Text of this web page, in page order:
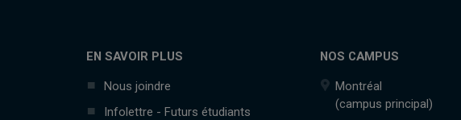
EN SAVOIR PLUS
Nous joindre
Infolettre - Futurs étudiants
NOS CAMPUS
Montréal
(campus principal)